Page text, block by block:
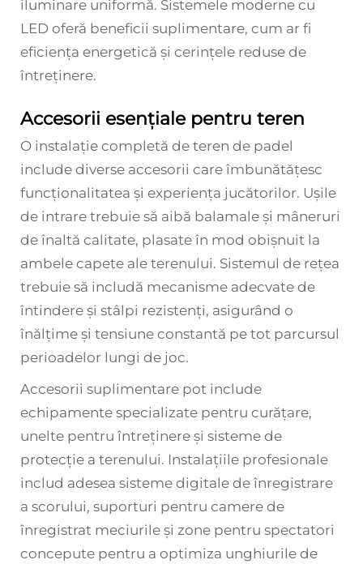
iluminare uniformă. Sistemele moderne cu
LED oferă beneficii suplimentare, cum ar fi
eficiența energetică și cerințele reduse de
întreținere.
Accesorii esențiale pentru teren
O instalație completă de teren de padel
include diverse accesorii care îmbunătățesc
funcționalitatea și experiența jucătorilor. Ușile
de intrare trebuie să aibă balamale și mâneruri
de înaltă calitate, plasate în mod obișnuit la
ambele capete ale terenului. Sistemul de rețea
trebuie să includă mecanisme adecvate de
întindere și stâlpi rezistenți, asigurând o
înălțime și tensiune constantă pe tot parcursul
perioadelor lungi de joc.
Accesorii suplimentare pot include
echipamente specializate pentru curățare,
unelte pentru întreținere și sisteme de
protecție a terenului. Instalațiile profesionale
includ adesea sisteme digitale de înregistrare
a scorului, suporturi pentru camere de
înregistrat meciurile și zone pentru spectatori
concepute pentru a optimiza unghiurile de